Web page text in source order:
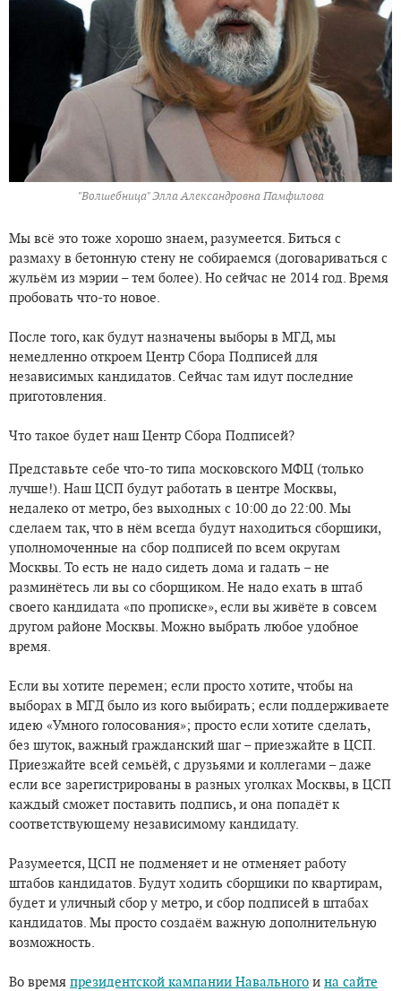
"Волшебница" Элла Александровна Памфилова
Мы всё это тоже хорошо знаем, разумеется. Биться с
размаху в бетонную стену не собираемся (договариваться с
жульём из мэрии – тем более). Но сейчас не 2014 год. Время
пробовать что-то новое.
После того, как будут назначены выборы в МГД, мы
немедленно откроем Центр Сбора Подписей для
независимых кандидатов. Сейчас там идут последние
приготовления.
Что такое будет наш Центр Сбора Подписей?
Представьте себе что-то типа московского МФЦ (только
лучше!). Наш ЦСП будут работать в центре Москвы,
недалеко от метро, без выходных с 10:00 до 22:00. Мы
сделаем так, что в нём всегда будут находиться сборщики,
уполномоченные на сбор подписей по всем округам
Москвы. То есть не надо сидеть дома и гадать – не
разминётесь ли вы со сборщиком. Не надо ехать в штаб
своего кандидата «по прописке», если вы живёте в совсем
другом районе Москвы. Можно выбрать любое удобное
время.
Если вы хотите перемен; если просто хотите, чтобы на
выборах в МГД было из кого выбирать; если поддерживаете
идею «Умного голосования»; просто если хотите сделать,
без шуток, важный гражданский шаг – приезжайте в ЦСП.
Приезжайте всей семьёй, с друзьями и коллегами – даже
если все зарегистрированы в разных уголках Москвы, в ЦСП
каждый сможет поставить подпись, и она попадёт к
соответствующему независимому кандидату.
Разумеется, ЦСП не подменяет и не отменяет работу
штабов кандидатов. Будут ходить сборщики по квартирам,
будет и уличный сбор у метро, и сбор подписей в штабах
кандидатов. Мы просто создаём важную дополнительную
возможность.
Во время президентской кампании Навального и на сайте